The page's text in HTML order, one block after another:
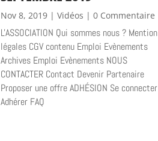
Nov 8, 2019 |Vidéos | 0 Commentaire
L'ASSOCIATION Qui sommes nous ? Mention
légales CGV contenu Emploi Evènements
Archives Emploi Evènements NOUS
CONTACTER Contact Devenir Partenaire
Proposer une offre ADHÉSION Se connecter
Adhérer FAQ